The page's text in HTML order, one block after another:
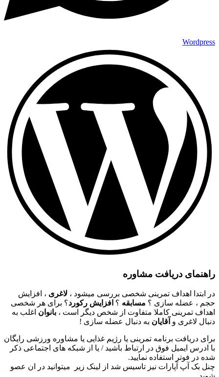
Wordpress
راهنمای دریافت مشاوره
در ابتدا اهداف تمرینی شخصی بررسی میشود ، لاغری ، افزایش
حجم ، عضله سازی ؟ مسابقه ؟ افزایش رکورد؟ برای هر شخصی
اهداف تمرینی کاملا متفاوت از شخص دیگر است ، بانوان اغلب به
دنبال لاغری و آقایان به دنبال عضله سازی !
برای دریافت برنامه تمرینی یا رژیم غذایی یا مشاوره ورزشی رایگان
با ادرس ایمیل فوق در ارتباط باشید / یا از شبکه های اجتماعی ذکر
شده در فوتر استفاده نمایید.
چنل بک آپ آپارات نیز تاسیس شد از لینک زیر میتوانید در ان عصو